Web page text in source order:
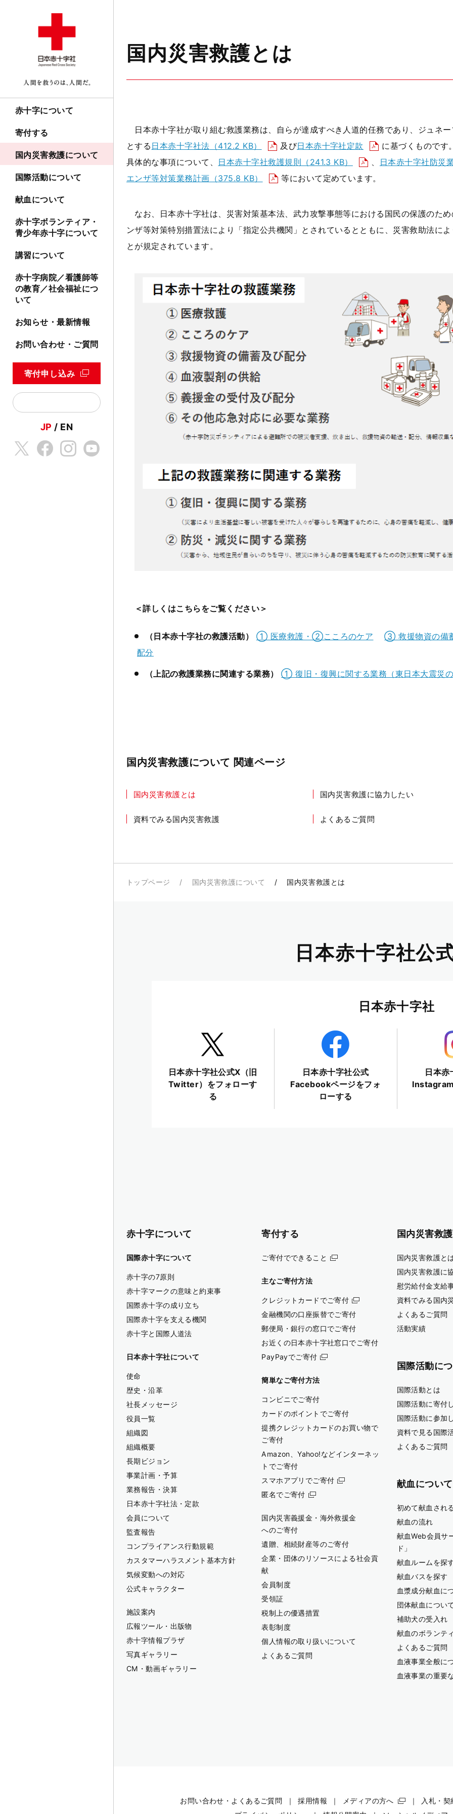
赤十字について
寄付する
国内災害救護について
国際活動について
献血について
赤十字ボランティア・
青少年赤十字について
講習について
赤十字病院／看護師等
の教育／社会福祉につ
いて
お知らせ・最新情報
お問い合わせ・ご質問
寄付申し込み
JP EN
国内災害救護とは
日本赤十字社が取り組む救護業務は、自らが達成すべき人道的任務であり、ジュネ
とする 日本赤十字社法 （412.2 KB） 及び日本赤十字社定款
に基づくものです
具体的な事項について、 日本赤十字社救護規則 （241.3 KB） 、 日本赤十字社防災
エンザ等対策業務計画 （375.8 KB） 等において定めています。
なお、日本赤十字社は、災害対策基本法、武力攻撃事態等における国民の保護のた
ンザ等対策特別措置法により「指定公共機関」とされているとともに、災害救助法に
とが規定されています。
＜詳しくはこちらをご覧ください＞
（日本赤十字社の救護活動） ① 医療救護・②こころのケア ③ 救援物資の備
配分
（上記の救護業務に関連する業務） ①復旧・復興に関する業務（東日本大震災の
国内災害救護について 関連ページ
国内災害救護とは 国内災害救護に協力したい
資料でみる国内災害救護 よくあるご質問
トップページ 国内災害救護について 国内災害救護とは
日本赤十字社公
日本赤十字社
日本赤十字社公式X（旧
Twitter）をフォローす
る
日本赤十字社公式
Facebookページをフォ
ローする
日本赤
赤十字について
国際赤十字について
赤十字の7原則
赤十字マークの意味と約束事
国際赤十字の成り立ち
国際赤十字を支える機関
赤十字と国際人道法
日本赤十字社について
使命
歴史・沿革
社長メッセージ
役員一覧
組織図
組織概要
長期ビジョン
事業計画・予算
業務報告・決算
日本赤十字社法・定款
会員について
監査報告
コンプライアンス行動規範
カスタマーハラスメント基本方針
気候変動への対応
公式キャラクター
施設案内
広報ツール・出版物
赤十字情報プラザ
写真ギャラリー
CM・動画ギャラリー
寄付する
ご寄付でできること
主なご寄付方法
クレジットカードでご寄付
金融機関の口座振替でご寄付
郵便局・銀行の窓口でご寄付
お近くの日本赤十字社窓口でご寄付
PayPayでご寄付
簡単なご寄付方法
コンビニでご寄付
カードのポイントでご寄付
提携クレジットカードのお買い物で
ご寄付
Amazon、Yahoo!などインターネッ
トでご寄付
スマホアプリでご寄付
匿名でご寄付
国内災害義援金・海外救援金
へのご寄付
遺贈、相続財産等のご寄付
企業・団体のリソースによる社会貢
献
会員制度
受領証
税制上の優遇措置
表彰制度
個人情報の取り扱いについて
よくあるご質問
国内災害救
国内災害救護と
国内災害救護に
慰労給付金支給
資料でみる国内
よくあるご質問
活動実績
国際活動に
国際活動とは
国際活動に寄付
国際活動に参加
資料で見る国際
よくあるご質問
献血について
初めて献血され
献血の流れ
献血Web会員サ
ド」
献血ルームを探
献血バスを探す
血漿成分献血に
団体献血につい
補助犬の受入れ
献血のボランテ
よくあるご質問
血液事業全般に
血液事業の重要
お問い合わせ・よくあるご質問 採用情報 メディアの方へ 入札・契